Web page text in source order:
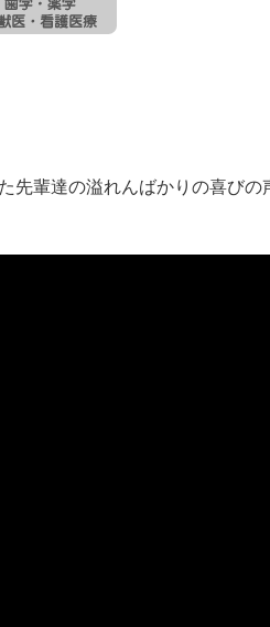
先輩達の溢れんばかりの喜びの